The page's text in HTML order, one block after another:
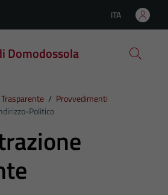
Lingua attiva:
ITA
Domodossola
/ Provvedimenti
Politico